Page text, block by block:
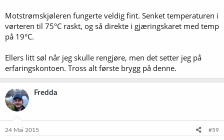
Motstrømskjøleren fungerte veldig fint. Senket temperaturen i
vørteren til 75°C raskt, og så direkte i gjæringskaret med temp
på 19°C.
Ellers litt søl når jeg skulle rengjøre, men det setter jeg på
erfaringskontoen. Tross alt første brygg på denne.
Fredda
24 Mai 2015 #59